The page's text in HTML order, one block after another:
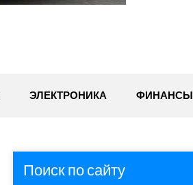
ЭЛЕКТРОНИКА ФИНАНСЫ
Поиск по сайту